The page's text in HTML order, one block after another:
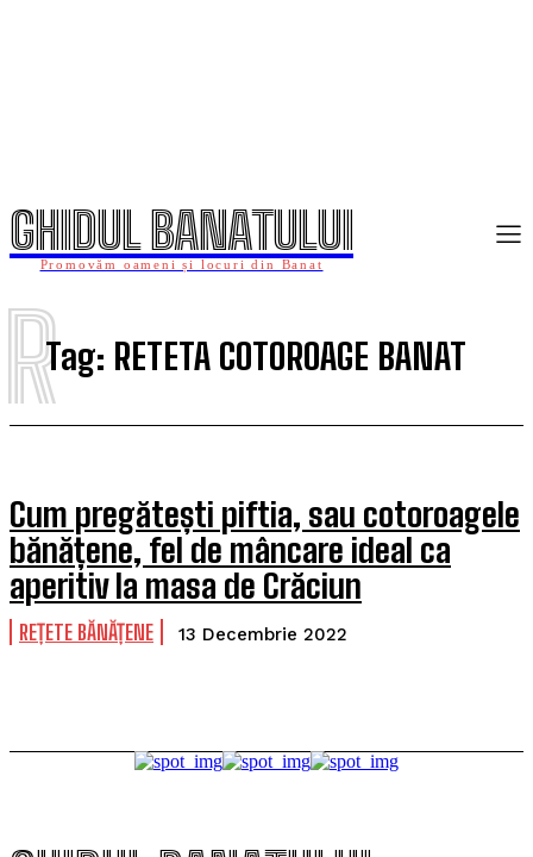
GHIDUL BANATULUI
Promovăm oameni și locuri din Banat
Tag: RETETA COTOROAGE BANAT
R
Cum pregătești piftia, sau cotoroagele
bănățene, fel de mâncare ideal ca
aperitiv la masa de Crăciun
REȚETE BĂNĂȚENE 13 Decembrie 2022